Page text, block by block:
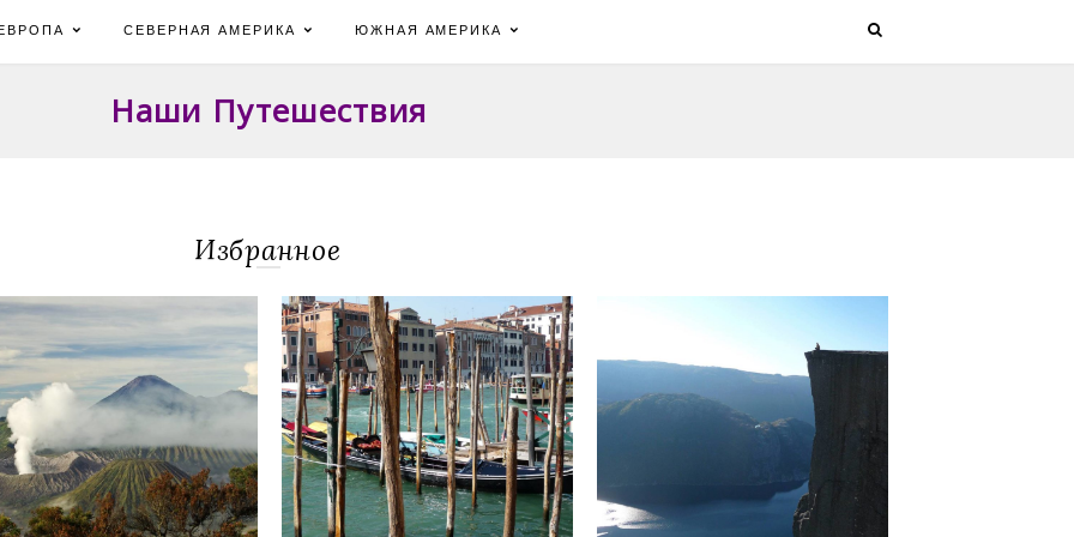
СЕВЕРНАЯ АМЕРИКА ЮЖНАЯ АМЕРИКА
Наши Путешествия
Избранное